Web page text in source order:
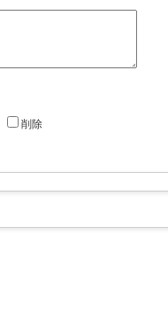
削除